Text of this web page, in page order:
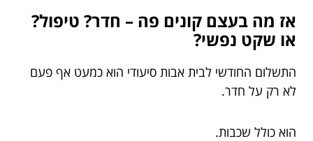
אז מה בעצם קונים פה – חדר? טיפול?
או שקט נפשי?
התשלום החודשי לבית אבות סיעודי הוא כמעט אף פעם
לא רק על חדר.
הוא כולל שכבות.